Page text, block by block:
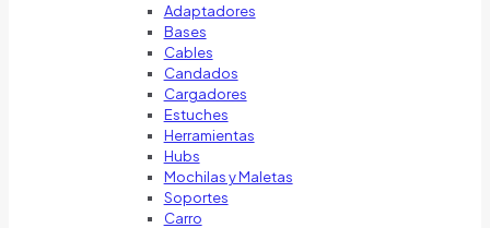
Adaptadores
Bases
Cables
Candados
Cargadores
Estuches
Herramientas
Hubs
Mochilas y Maletas
Soportes
Carro